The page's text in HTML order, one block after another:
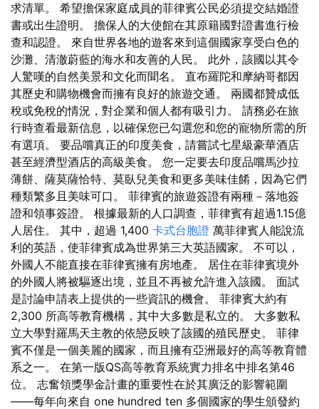
求清單。 希望擔保家庭成員的菲律賓公民必須提交結婚證
書或出生證明。 擔保人的大使館在其原籍國對證書進行檢
查和認證。 來自世界各地的遊客來到這個國家享受白色的
沙灘、清澈蔚藍的海水和友善的人民。 此外，該國以其令
人驚嘆的自然美景和文化而聞名。 直布羅陀和摩納哥都因
其歷史和購物機會而擁有良好的旅遊交通。 兩國都贊成低
稅或免稅的情況，對企業和個人都有吸引力。 請務必在旅
行時查看最新信息，以確保您已勾選您和您的寵物所需的所
有選項。 要品嚐真正的印度美食，請嘗試七星級豪華酒店
甚至經濟型酒店的高級美食。 您一定要去印度品嚐馬沙拉
薄餅、薩莫薩恰特、莫臥兒美食和更多美味佳餚，因為它們
種類繁多且美味可口。 菲律賓的旅遊簽證有兩種－落地簽
證和領事簽證。 根據最新的人口調查，菲律賓有超過1.15億
人居住。 其中，超過 1,400 卡式台胞證 萬菲律賓人能說流
利的英語，使菲律賓成為世界第三大英語國家。 不可以，
外國人不能直接在菲律賓擁有房地產。 居住在菲律賓境外
的外國人將被驅逐出境，並且不再被允許進入該國。 面試
是討論申請表上提供的一些資訊的機會。 菲律賓大約有
2,300 所高等教育機構，其中大多數是私立的。 大多數私
立大學對羅馬天主教的依戀反映了該國的殖民歷史。 菲律
賓不僅是一個美麗的國家，而且擁有亞洲最好的高等教育體
系之一。 在第一版QS高等教育系統實力排名中排名第46
位。 志奮領獎學金計畫的重要性在於其廣泛的影響範圍
——每年向來自 one hundred ten 多個國家的學生頒發約